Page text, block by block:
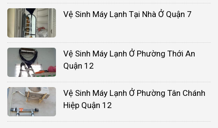
Vệ Sinh Máy Lạnh Tại Nhà Ở Quận 7
Vệ Sinh Máy Lạnh Ở Phường Thới An
Quận 12
Vệ Sinh Máy Lạnh Ở Phường Tân Chánh
Hiệp Quận 12